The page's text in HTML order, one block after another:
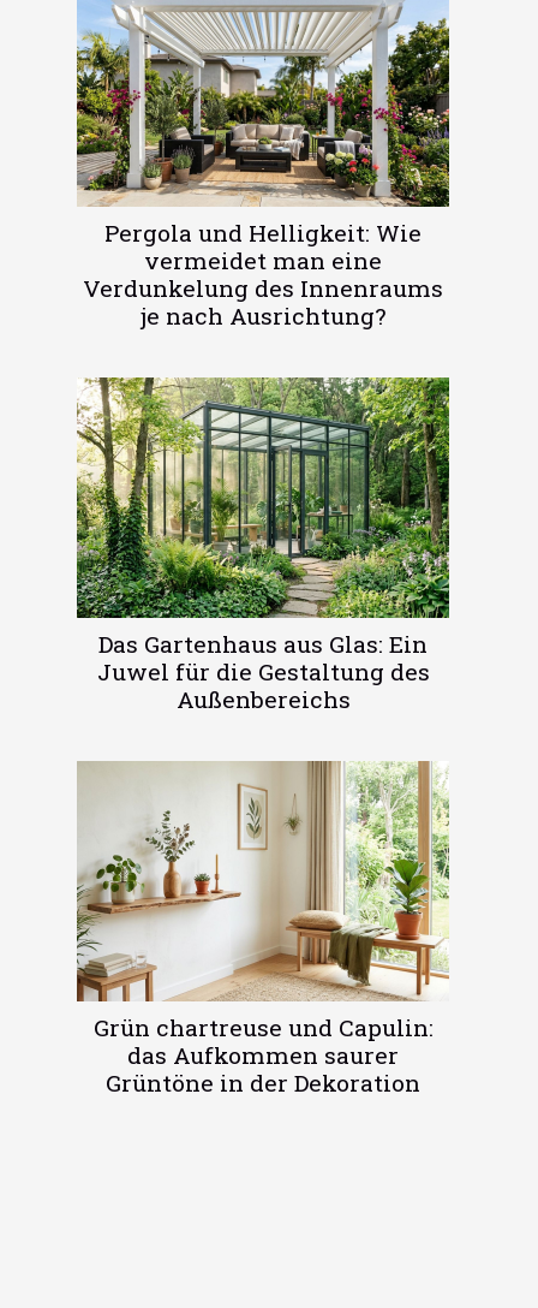
Pergola und Helligkeit: Wie
vermeidet man eine
Verdunkelung des Innenraums
je nach Ausrichtung?
Das Gartenhaus aus Glas: Ein
Juwel für die Gestaltung des
Außenbereichs
Grün chartreuse und Capulin:
das Aufkommen saurer
Grüntöne in der Dekoration